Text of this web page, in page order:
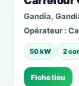
Gandia,
Opérateur :
50 kW 2
Fiche lieu